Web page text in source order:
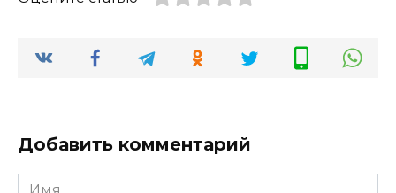
Добавить комментарий
Имя